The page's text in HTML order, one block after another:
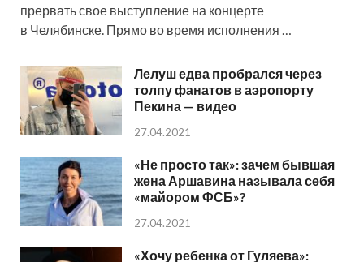
прервать свое выступление на концерте
в Челябинске. Прямо во время исполнения …
Лелуш едва пробрался через
толпу фанатов в аэропорту
Пекина — видео
27.04.2021
«Не просто так»: зачем бывшая
жена Аршавина называла себя
«майором ФСБ»?
27.04.2021
«Хочу ребенка от Гуляева»: